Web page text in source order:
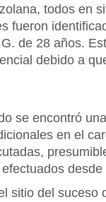
todos en
fueron
de 28 años.
debido a
se encontró
en el
sitio del suceso